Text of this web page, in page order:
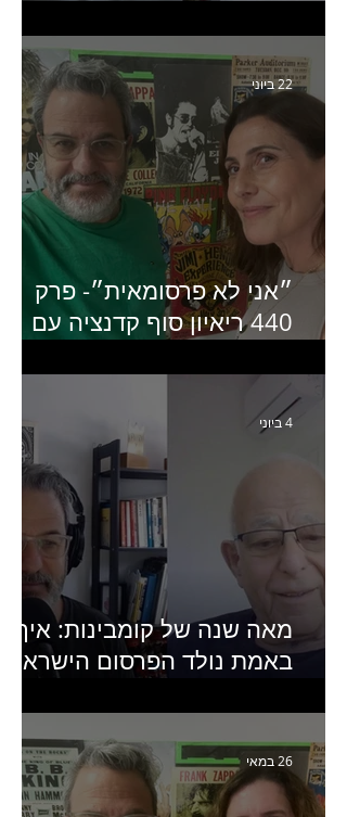
״אני לא פרסומאית״- פרק
440 ריאיון סוף קדנציה עם
מנכ״לית באומן בר ריבנאי
22 ביוני
מאה שנה של קומבינות: איך
באמת נולד הפרסום
מחבר הספר "מסע פרסום:
פרקים בחיי הפרסום
4 ביוני
26 במאי